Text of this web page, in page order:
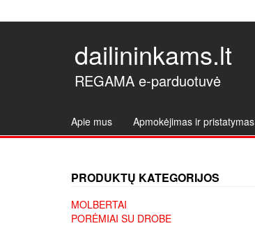
dailininkams.lt
REGAMA e-parduotuvė
Apie mus Apmokėjimas ir pristatymas
PRODUKTŲ KATEGORIJOS
MOLBERTAI
PORĖMIAI SU DROBE